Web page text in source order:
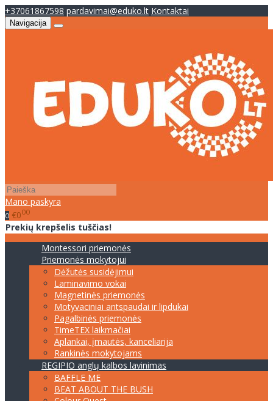
+37061867598 pardavimai@eduko.lt Kontaktai
Navigacija
Mano paskyra
0 €000
Prekių krepšelis tuščias!
Montessori priemonės
Priemonės mokytojui
Dėžutės susidėjimui
Laminavimo vokai
Magnetinės priemonės
Motyvaciniai antspaudai ir lipdukai
Pagalbinės priemonės
TimeTEX laikmačiai
Aplankai, įmautės, kanceliarija
Rankinės mokytojams
REGIPIO anglų kalbos lavinimas
BAFFLE ME
BEAT ABOUT THE BUSH